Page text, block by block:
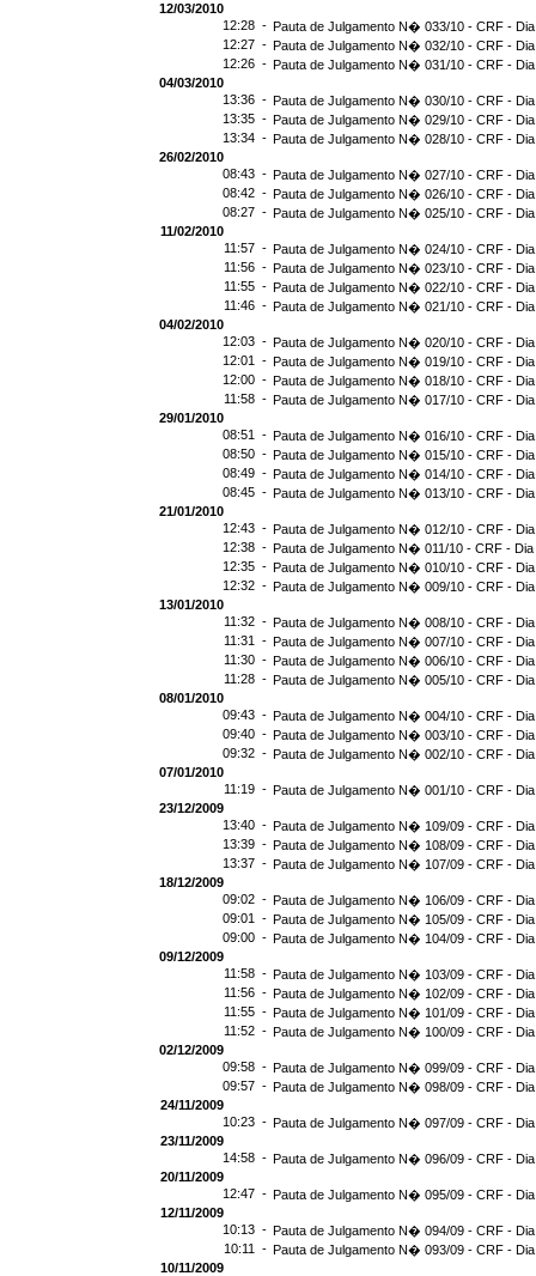
12/03/2010
12:28 - Pauta de Julgamento N� 033/10 - CRF -
12:27 - Pauta de Julgamento N� 032/10 - CRF -
12:26 - Pauta de Julgamento N� 031/10 - CRF -
04/03/2010
13:36 - Pauta de Julgamento N� 030/10 - CRF - Dia
13:35 - Pauta de Julgamento N� 029/10 - CRF -
13:34 - Pauta de Julgamento N� 028/10 - CRF -
26/02/2010
08:43 - Pauta de Julgamento N� 027/10 - CRF -
08:42 - Pauta de Julgamento N� 026/10 - CRF -
08:27 - Pauta de Julgamento N� 025/10 - CRF -
11/02/2010
11:57 - Pauta de Julgamento N� 024/10 - CRF -
11:56 - Pauta de Julgamento N� 023/10 - CRF -
11:55 - Pauta de Julgamento N� 022/10 - CRF -
11:46 - Pauta de Julgamento N� 021/10 - CRF -
04/02/2010
12:03 - Pauta de Julgamento N� 020/10 - CRF - Dia
12:01 - Pauta de Julgamento N� 019/10 - CRF -
12:00 - Pauta de Julgamento N� 018/10 - CRF -
11:58 - Pauta de Julgamento N� 017/10 - CRF -
29/01/2010
08:51 - Pauta de Julgamento N� 016/10 - CRF -
08:50 - Pauta de Julgamento N� 015/10 - CRF -
08:49 - Pauta de Julgamento N� 014/10 - CRF -
08:45 - Pauta de Julgamento N� 013/10 - CRF -
21/01/2010
12:43 - Pauta de Julgamento N� 012/10 - CRF -
12:38 - Pauta de Julgamento N� 011/10 - CRF - Dia
12:35 - Pauta de Julgamento N� 010/10 - CRF -
12:32 - Pauta de Julgamento N� 009/10 - CRF -
13/01/2010
11:32 - Pauta de Julgamento N� 008/10 - CRF -
11:31 - Pauta de Julgamento N� 007/10 - CRF -
11:30 - Pauta de Julgamento N� 006/10 - CRF -
11:28 - Pauta de Julgamento N� 005/10 - CRF -
08/01/2010
09:43 - Pauta de Julgamento N� 004/10 - CRF -
09:40 - Pauta de Julgamento N� 003/10 - CRF -
09:32 - Pauta de Julgamento N� 002/10 - CRF -
07/01/2010
11:19 - Pauta de Julgamento N� 001/10 - CRF - Dia
23/12/2009
13:40 - Pauta de Julgamento N� 109/09 - CRF -
13:39 - Pauta de Julgamento N� 108/09 - CRF -
13:37 - Pauta de Julgamento N� 107/09 - CRF -
18/12/2009
09:02 - Pauta de Julgamento N� 106/09 - CRF -
09:01 - Pauta de Julgamento N� 105/09 - CRF -
09:00 - Pauta de Julgamento N� 104/09 - CRF -
09/12/2009
11:58 - Pauta de Julgamento N� 103/09 - CRF -
11:56 - Pauta de Julgamento N� 102/09 - CRF -
11:55 - Pauta de Julgamento N� 101/09 - CRF -
11:52 - Pauta de Julgamento N� 100/09 - CRF -
02/12/2009
09:58 - Pauta de Julgamento N� 099/09 - CRF - Dia
09:57 - Pauta de Julgamento N� 098/09 - CRF -
24/11/2009
10:23 - Pauta de Julgamento N� 097/09 - CRF - Dia
23/11/2009
14:58 - Pauta de Julgamento N� 096/09 - CRF - Dia
20/11/2009
12:47 - Pauta de Julgamento N� 095/09 - CRF - Dia
12/11/2009
10:13 - Pauta de Julgamento N� 094/09 - CRF - Dia
10:11 - Pauta de Julgamento N� 093/09 - CRF - Dia
10/11/2009